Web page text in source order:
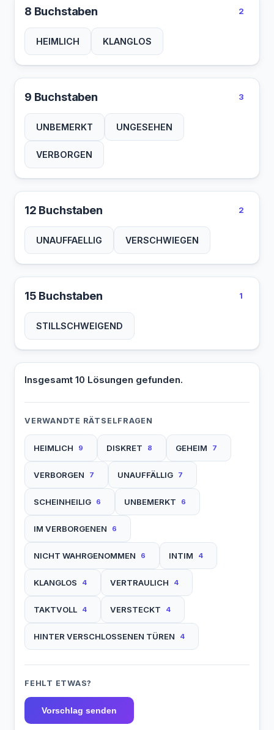
8 Buchstaben 2
HEIMLICH KLANGLOS
9 Buchstaben 3
UNBEMERKT UNGESEHEN
VERBORGEN
12 Buchstaben 2
UNAUFFAELLIG VERSCHWIEGEN
15 Buchstaben 1
STILLSCHWEIGEND
Insgesamt 10 Lösungen gefunden.
VERWANDTE RÄTSELFRAGEN
HEIMLICH 9 DISKRET 8 GEHEIM 7
VERBORGEN 7 UNAUFFÄLLIG 7
SCHEINHEILIG 6 UNBEMERKT 6
IM VERBORGENEN 6
NICHT WAHRGENOMMEN 6 INTIM 4
KLANGLOS 4 VERTRAULICH 4
TAKTVOLL 4 VERSTECKT 4
HINTER VERSCHLOSSENEN TÜREN 4
FEHLT ETWAS?
Vorschlag senden